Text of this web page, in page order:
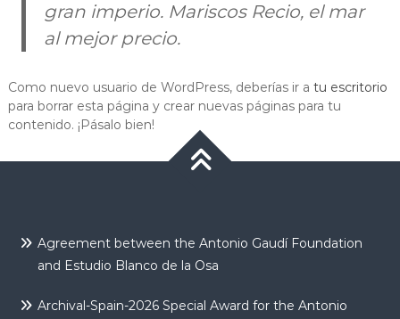
gran imperio. Mariscos Recio, el mar
al mejor precio.
Como nuevo usuario de WordPress, deberías ir a tu escritorio
para borrar esta página y crear nuevas páginas para tu
contenido. ¡Pásalo bien!
Agreement between the Antonio Gaudí Foundation
and Estudio Blanco de la Osa
Archival-Spain-2026 Special Award for the Antonio